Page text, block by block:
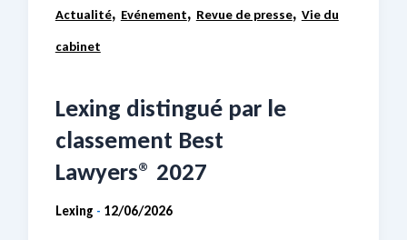
Actualité, Evénement, Revue de presse, Vie du
cabinet
Lexing distingué par le
classement Best
Lawyers® 2027
Lexing - 12/06/2026